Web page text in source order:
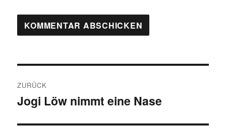
ZURÜCK
Vorheriger
Jogi Löw nimmt eine Nase